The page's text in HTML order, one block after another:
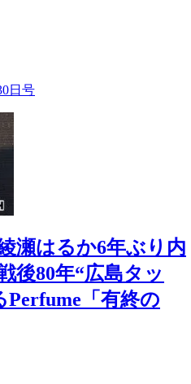
日号
瀬はるか6年ぶり内
後80年“広島タッ
Perfume「有終の